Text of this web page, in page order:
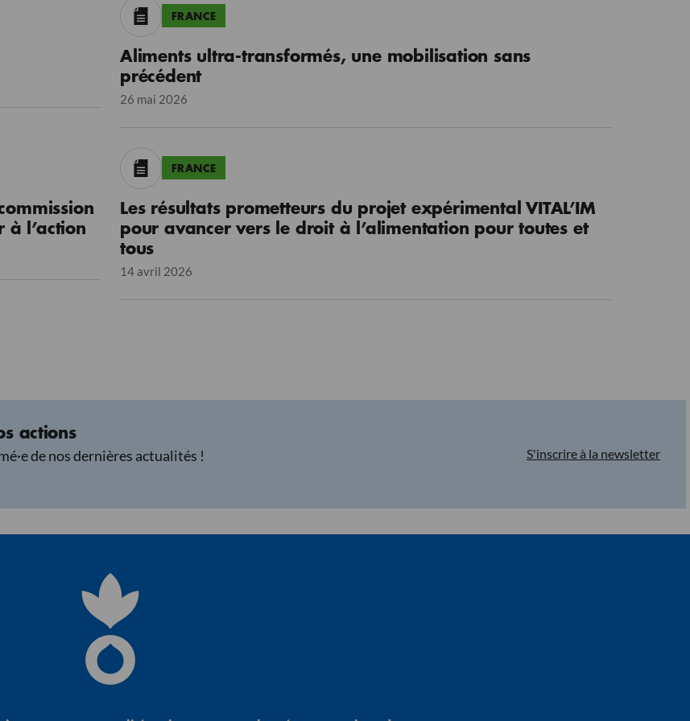
FRANCE
Aliments ultra-transformés, une mobilisation sans
précédent
26 mai 2026
à l’action
FRANCE
Les résultats prometteurs du projet expérimental VITAL’IM
pour avancer vers le droit à l’alimentation pour toutes et
tous
14 avril 2026
actions
de nos dernières actualités ! S'inscrire à la newsletter